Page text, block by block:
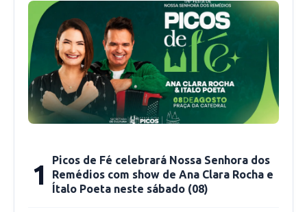
obras estruturantes”, ressaltou o pré-
candidato à vice, Júnior Nobre.
Fonte: ascom
1
Picos de Fé celebrará Nossa Senhora dos
Remédios com show de Ana Clara Rocha e
Ítalo Poeta neste sábado (08)